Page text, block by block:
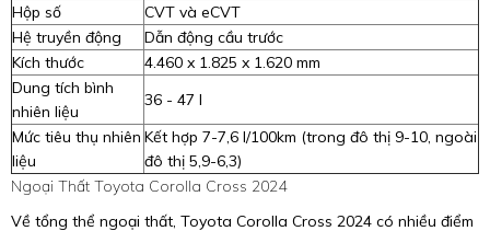
Hộp số
CVT và eCVT
Hệ truyền động
Dẫn động cầu trước
Kích thước
4.460 x 1.825 x 1.620 mm
Dung tích bình
nhiên liệu
36 - 47 l
Mức tiêu thụ nhiên
liệu
Kết hợp 7-7,6 l/100km (trong đô thị 9-10, ngoài
đô thị 5,9-6,3)
Ngoại Thất Toyota Corolla Cross 2024
Về tổng thể ngoại thất, Toyota Corolla Cross 2024 có nhiều điểm